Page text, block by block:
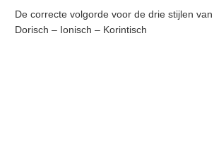
De correcte volgorde voor de drie stijlen
Dorisch – Ionisch – Korintisch